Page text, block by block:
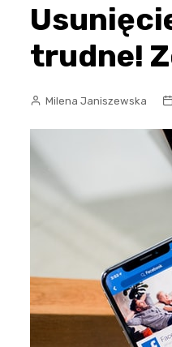
trudne!
Milena Janiszewska